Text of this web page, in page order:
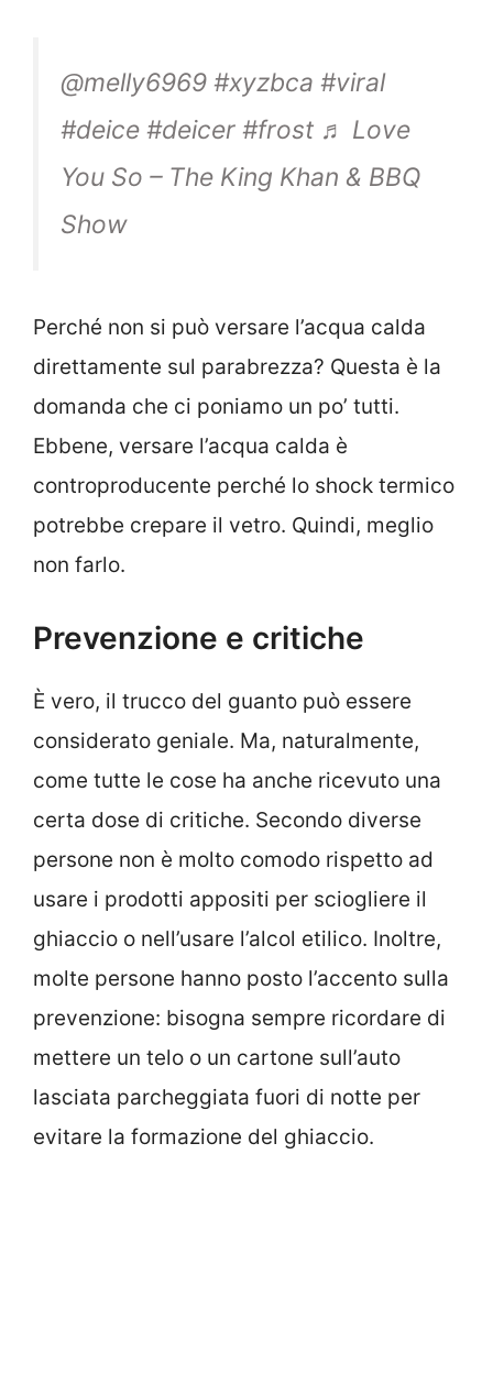
@melly6969 #xyzbca #viral
#deice #deicer #frost ♬ Love
You So – The King Khan & BBQ
Show
Perché non si può versare l’acqua calda
direttamente sul parabrezza? Questa è la
domanda che ci poniamo un po’ tutti.
Ebbene, versare l’acqua calda è
controproducente perché lo shock termico
potrebbe crepare il vetro. Quindi, meglio
non farlo.
Prevenzione e critiche
È vero, il trucco del guanto può essere
considerato geniale. Ma, naturalmente,
come tutte le cose ha anche ricevuto una
certa dose di critiche. Secondo diverse
persone non è molto comodo rispetto ad
usare i prodotti appositi per sciogliere il
ghiaccio o nell’usare l’alcol etilico. Inoltre,
molte persone hanno posto l’accento sulla
prevenzione: bisogna sempre ricordare di
mettere un telo o un cartone sull’auto
lasciata parcheggiata fuori di notte per
evitare la formazione del ghiaccio.